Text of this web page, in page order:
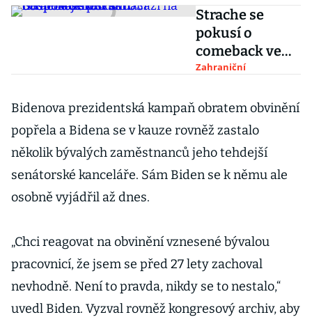
Strache se
pokusí o
comeback ve
Vídni. Sází na
s hospodářskou
situací
Zahraniční
Bidenova prezidentská kampaň obratem obvinění
popřela a Bidena se v kauze rovněž zastalo
několik bývalých zaměstnanců jeho tehdejší
senátorské kanceláře. Sám Biden se k němu ale
osobně vyjádřil až dnes.
„Chci reagovat na obvinění vznesené bývalou
pracovnicí, že jsem se před 27 lety zachoval
nevhodně. Není to pravda, nikdy se to nestalo,“
uvedl Biden. Vyzval rovněž kongresový archiv, aby